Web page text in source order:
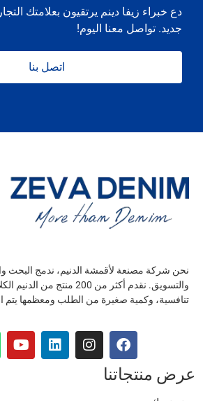
دع خبراء زيفا دينم يرتقيون بعلامتك
جديد. تواصل معنا اليوم!
اتصل بنا
نحن شركة مصنعة لأقمشة الدنيم، ندمج البحث
والتسويق. نقدم أكثر من 200
تنافسية، وكمية صغيرة من الطلب ومعظمها يتم
عرض منتجاتنا